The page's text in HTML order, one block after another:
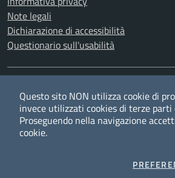
Note legali
Dichiarazione di accessibilità
Questionario sull'usabilità
TwitterFacebookYouTubeRSS
Questo sito NON utilizza cookie di
invece utilizzati cookies di terze parti
Proseguendo nella navigazione
cookie.